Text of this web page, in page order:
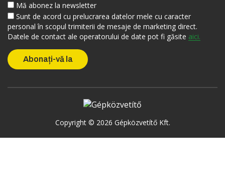
Mă abonez la newsletter
Sunt de acord cu prelucrarea datelor mele cu caracter
personal în scopul trimiterii de mesaje de marketing direct.
Datele de contact ale operatorului de date pot fi găsite aici.
Copyright © 2026 Gépközvetítő Kft.